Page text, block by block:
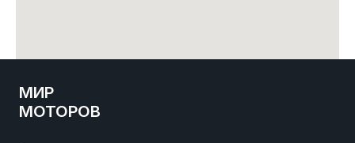
МИР
МОТОРОВ